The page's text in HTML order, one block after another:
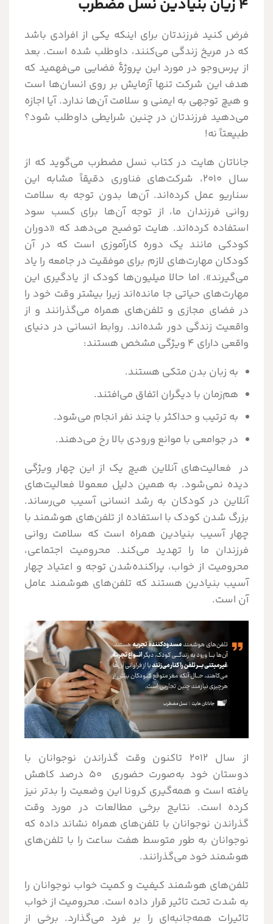
۴ زیان بنیادین نسل مضطرب
فرض کنید فرزندتان برای اینکه یکی از افرادی باشد
که در مریخ زندگی می‌کنند، داوطلب شده است. بعد
از پرس‌وجو در مورد این پروژۀ فضایی می‌فهمید که
هدف این شرکت تنها آزمایش بر روی انسان‌ها است
و هیچ توجهی به ایمنی و سلامت آن‌ها ندارد. آیا اجازه
می‌دهید فرزندتان در چنین شرایطی داوطلب شود؟
طبیعتاً نه!
جاناتان هایت در کتاب نسل مضطرب می‌گوید که از
سال 2010، شرکت‌های فناوری دقیقاً مشابه این
سناریو عمل کرده‌اند. آن‌ها بدون توجه به سلامت
روانی فرزندان ما، از توجه آن‌ها برای کسب سود
استفاده کرده‌اند. هایت توضیح می‌دهد که «دوران
کودکی مانند یک دوره کارآموزی است که در آن
کودکان مهارت‌های لازم برای موفقیت در جامعه را یاد
می‌گیرند». اما حالا میلیون‌ها کودک از یادگیری این
مهارت‌های حیاتی جا مانده‌اند زیرا بیشتر وقت خود را
در فضای مجازی و تلفن‌های همراه می‌گذرانند و از
واقعیت زندگی دور شده‌اند. روابط انسانی در دنیای
واقعی دارای 4 ویژگی مشخص هستند:
به زبان بدن متکی هستند.
هم‌زمان با دیگران اتفاق می‌افتند.
به ترتیب و حداکثر با چند نفر انجام می‌شود.
در جوامعی با موانع ورودی بالا رخ می‌دهند.
در فعالیت‌های آنلاین هیچ یک از این چهار ویژگی
دیده نمی‌شود. به همین دلیل معمولا فعالیت‌های
آنلاین در کودکان به رشد انسانی آسیب می‌رساند.
بزرگ شدن کودک با استفاده از تلفن‌های هوشمند با
چهار آسیب بنیادین همراه است که سلامت روانی
فرزندان ما را تهدید می‌کند. محرومیت اجتماعی،
محرومیت از خواب، پراکنده‌شدن توجه و اعتیاد چهار
آسیب بنیادین هستند که تلفن‌های هوشمند عامل
آن است.
از سال 2012 تاکنون وقت گذراندن نوجوانان با
دوستان خود به‌صورت حضوری 50 درصد کاهش
یافته است و همه‌گیری کرونا این وضعیت را بدتر نیز
کرده است. نتایج برخی مطالعات در مورد وقت
گذراندن نوجوانان با تلفن‌های همراه نشاند داده که
نوجوانان به طور متوسط هفت ساعت را با تلفن‌های
هوشمند خود می‌گذرانند.
تلفن‌های هوشمند کیفیت و کمیت خواب نوجوانان را
به شدت تحت تاثیر قرار داده است. محرومیت از خواب
تاثیرات همه‌جانبه‌ای را بر فرد می‌گذارد. برخی از